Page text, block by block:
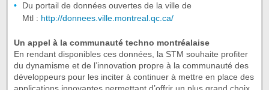
Du portail de données ouvertes de la ville de
Mtl : http://donnees.ville.montreal.qc.ca/
Un appel à la communauté techno montréalaise
En rendant disponibles ces données, la STM souhaite profiter
du dynamisme et de l’innovation propre à la communauté des
développeurs pour les inciter à continuer à mettre en place des